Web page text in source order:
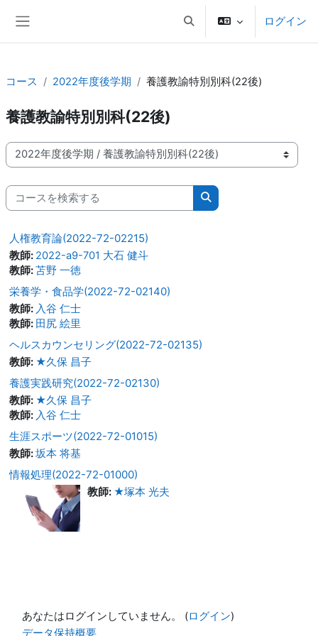
検索入力に切り替えるログイン
コース 2022年度後学期 養護教諭特別別科(22後)
養護教諭特別別科(22後)
コースカテゴリ
コースを検索する
コースを検索する
人権教育論(2022-72-02215)
教師: 2022-a9-701 大石 健斗
教師:苫野 一徳
栄養学・食品学(2022-72-02140)
教師: 入谷 仁士
教師: 田尻 絵里
ヘルスカウンセリング(2022-72-02135)
教師: ★久保 昌子
養護実践研究(2022-72-02130)
教師: ★久保 昌子
教師: 入谷 仁士
生涯スポーツ(2022-72-01015)
教師:坂本 将基
情報処理(2022-72-01000)
教師: ★塚本 光夫
あなたはログインしていません。 (ログイン)